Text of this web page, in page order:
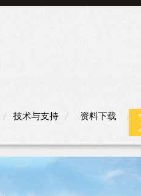
技术与支持 资料下载